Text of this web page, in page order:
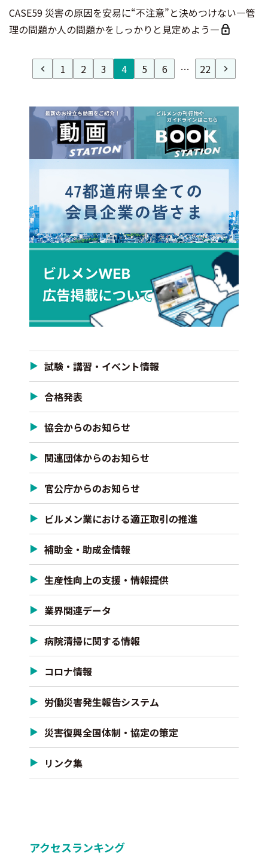
CASE59 災害の原因を安易に“不注意”と決めつけない―管
理の問題か人の問題かをしっかりと見定めよう―
1 2 3 4 5 6 … 22
試験・講習・イベント情報
合格発表
協会からのお知らせ
関連団体からのお知らせ
官公庁からのお知らせ
ビルメン業における適正取引の推進
補助金・助成金情報
生産性向上の支援・情報提供
業界関連データ
病院清掃に関する情報
コロナ情報
労働災害発生報告システム
災害復興全国体制・協定の策定
リンク集
アクセスランキング